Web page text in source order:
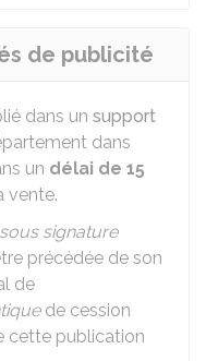
de publicité
dans un support
dans
un délai de 15
vente.
sous signature
précédée de son
de
de cession
cette publication